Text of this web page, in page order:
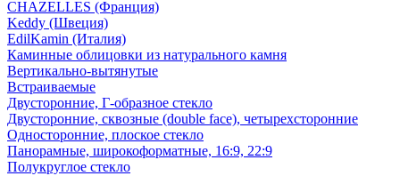
CHAZELLES (Франция)
Keddy (Швеция)
EdilKamin (Италия)
Каминные облицовки из натурального камня
Вертикально-вытянутые
Встраиваемые
Двусторонние, Г-образное стекло
Двусторонние, сквозные (double face), четырехсторонние
Односторонние, плоское стекло
Панорамные, широкоформатные, 16:9, 22:9
Полукруглое стекло